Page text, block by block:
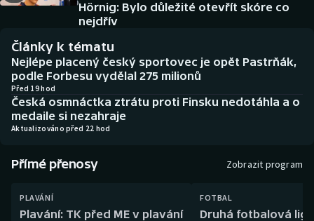
Americký fotbal
Baseball a softbal
Basketbal
Biatlon
Curling
NEPŘEHLÉDNĚTE
Soutěže
Historické návraty
Aplikace ČT sport
Hörnig: Bylo důležité otevřít skóre co
nejdřív
Články k tématu
Nejlépe placený český sportovec je opět Pastrňák,
podle Forbesu vydělal 275 milionů
Před 19 hod
Česká osmnáctka ztrátu proti Finsku nedotáhla a o
medaile si nezahraje
Aktualizováno před 22 hod
Přímé přenosy Zobrazit program
PLAVÁNÍ
Plavání: TK před ME v plavání
FOTBAL
Druhá fotbalová